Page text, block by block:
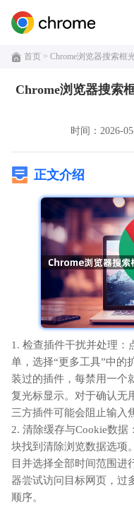
首页 > Chrome浏览器搜索框
Chrome浏览器搜索
时间：2026-
正文介绍
1. 检查插件干扰并处理：
单，选择“更多工具”中的
装过的插件，每禁用一个
复光标显示。对于确认无
三方插件可能会阻止输入
2. 清除缓存与Cookie数据
块找到清除浏览数据选项
目并选择全部时间范围进
器尝试访问目标网页，过
顺序。